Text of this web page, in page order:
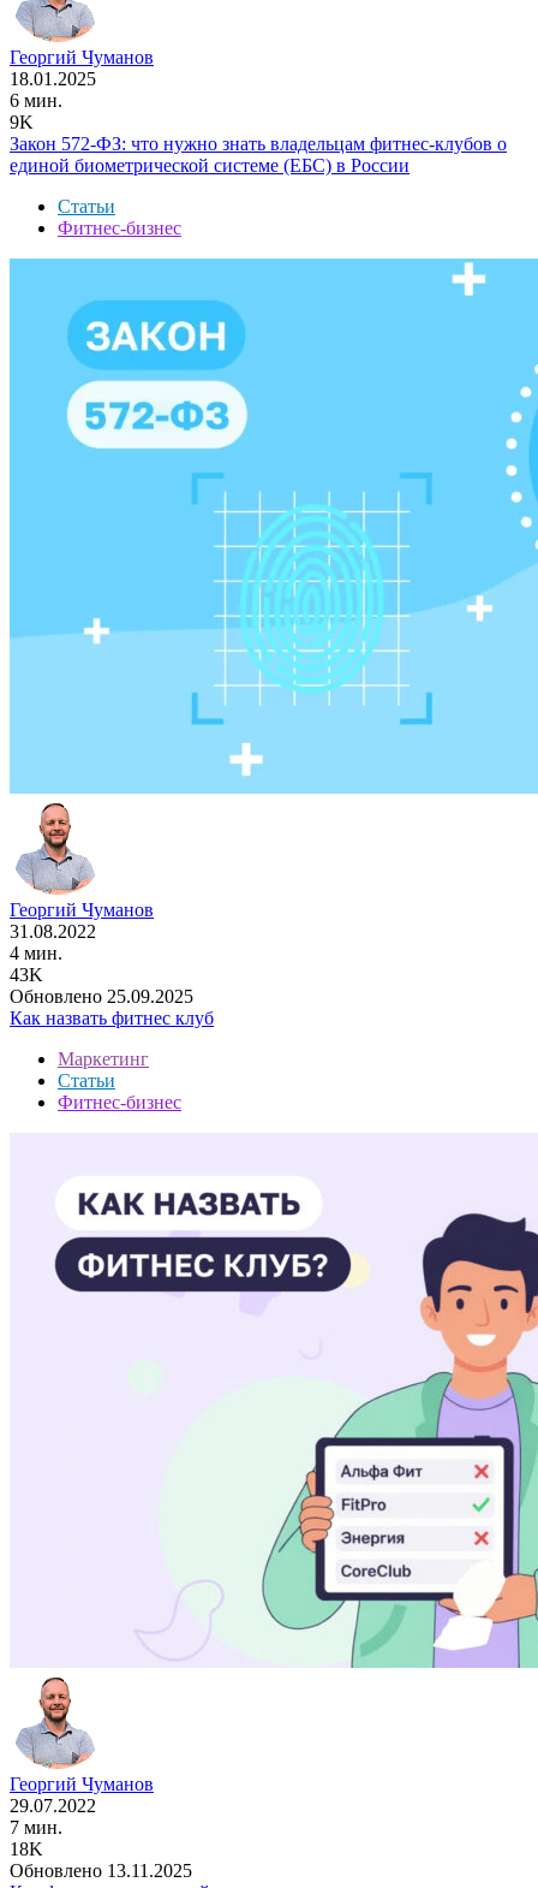
Георгий Чуманов
18.01.2025
6 мин.
9K
Закон 572-ФЗ: что нужно знать владельцам фитнес-клубов о
единой биометрической системе (ЕБС) в России
Статьи
Фитнес-бизнес
Георгий Чуманов
31.08.2022
4 мин.
43K
Обновлено 25.09.2025
Как назвать фитнес клуб
Маркетинг
Статьи
Фитнес-бизнес
Георгий Чуманов
29.07.2022
7 мин.
18K
Обновлено 13.11.2025